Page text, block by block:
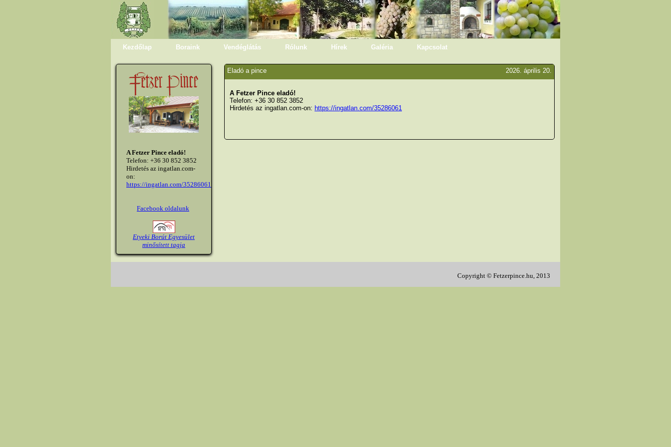
Kezdőlap Boraink Vendéglátás Rólunk Hírek Galéria Kapcsolat
A Fetzer Pince eladó!
Telefon: +36 30 852 3852
Hirdetés az ingatlan.com-
on:
https://ingatlan.com/35286061
Facebook oldalunk
Etyeki Borút Egyesület
minősített tagja
Eladó a pince 2026. április 20.
A Fetzer Pince eladó!
Telefon: +36 30 852 3852
Hirdetés az ingatlan.com-on: https://ingatlan.com/35286061
Copyright © Fetzerpince.hu, 2013